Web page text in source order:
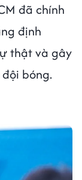
đã chính
định
thật và gây
bóng.